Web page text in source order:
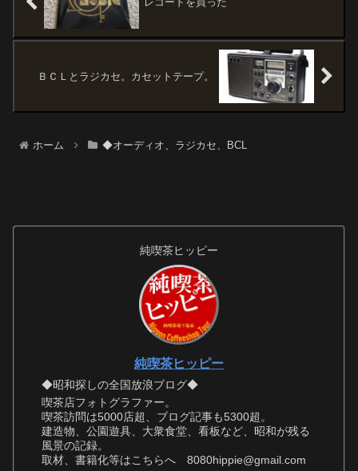
ＢＣＬとラジカセ。カセットテープ。
ホーム ◆オーディオ、ラジカセ、BCL
純喫茶ヒッピー
純喫茶ヒッピー
◆昭和探しの全国放浪ブログ◆
喫茶店フォトグラファー。
喫茶訪問は5000店超、ブログ記事も5300超。
建造物、公園遊具、大衆食堂、看板など、昭和が残る
風景の記録。
取材、書籍化等はこちらへ 8080hippie@gmail.com